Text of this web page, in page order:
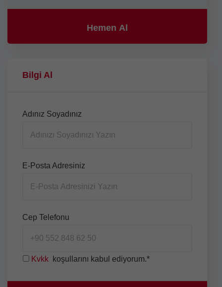
Hemen Al
Bilgi Al
Adınız Soyadınız
E-Posta Adresiniz
Cep Telefonu
Kvkk koşullarını kabul ediyorum.*